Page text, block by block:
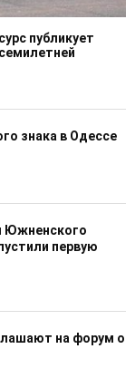
публикует
знака в Одессе
Южненского
первую
на форум о